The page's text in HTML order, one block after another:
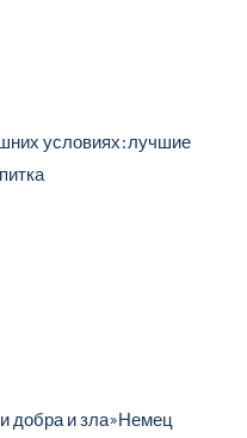
условиях:лучшие
добра и зла»Немец